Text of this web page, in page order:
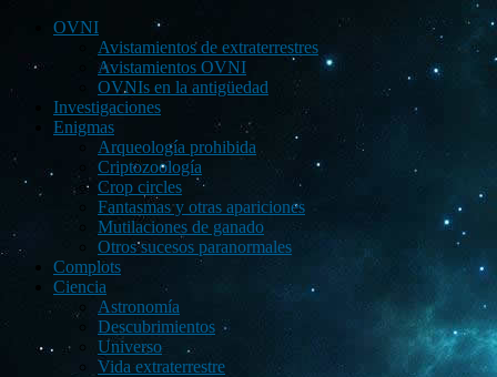
OVNI
Avistamientos de extraterrestres
Avistamientos OVNI
OVNIs en la antigüedad
Investigaciones
Enigmas
Arqueología prohibida
Criptozoología
Crop circles
Fantasmas y otras apariciones
Mutilaciones de ganado
Otros sucesos paranormales
Complots
Ciencia
Astronomía
Descubrimientos
Universo
Vida extraterrestre